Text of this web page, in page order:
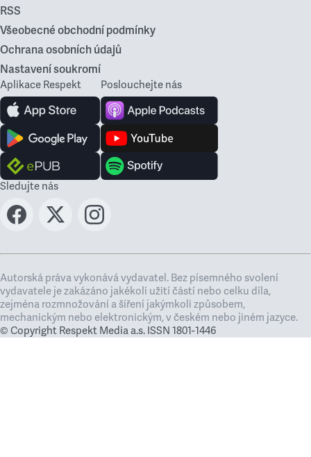
RSS
Všeobecné obchodní podmínky
Ochrana osobních údajů
Nastavení soukromí
Aplikace Respekt Poslouchejte nás
Sledujte nás
Autorská práva vykonává vydavatel. Bez písemného svolení
vydavatele je zakázáno jakékoli užití částí nebo celku díla,
zejména rozmnožování a šíření jakýmkoli způsobem,
mechanickým nebo elektronickým, v českém nebo jiném jazyce.
© Copyright Respekt Media a.s. ISSN 1801-1446